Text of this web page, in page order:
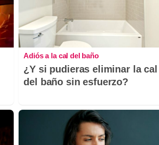
Adiós a la cal del baño
¿Y si pudieras eliminar la cal
del baño sin esfuerzo?